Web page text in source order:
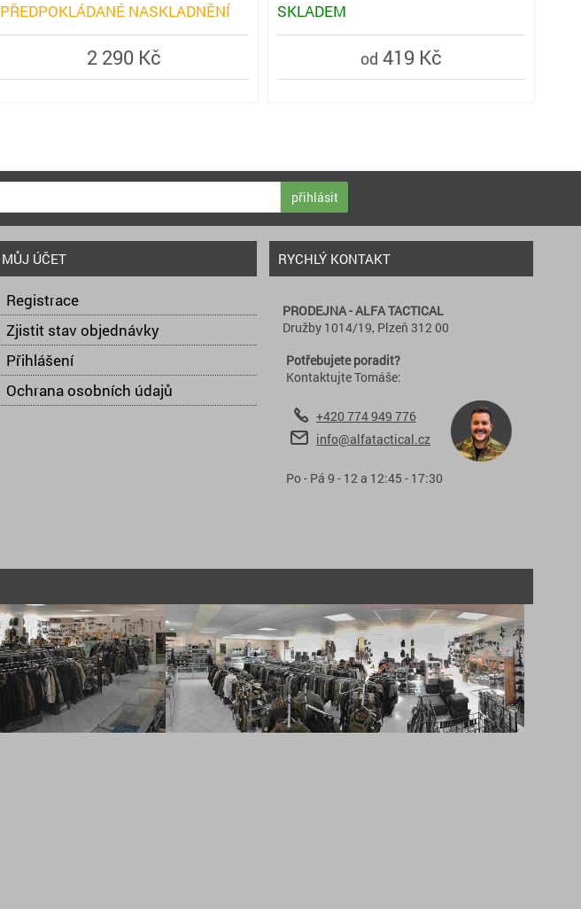
PŘEDPOKLÁDANÉ NASKLADNĚNÍ
2 290 Kč
SKLADEM
od 419 Kč
přihlásit
MŮJ ÚČET
Registrace
Zjistit stav objednávky
Přihlášení
Ochrana osobních údajů
RYCHLÝ KONTAKT
PRODEJNA - ALFA TACTICAL
Družby 1014/19, Plzeň 312 00
Potřebujete poradit?
Kontaktujte Tomáše:
+420 774 949 776
info@alfatactical.cz
Po - Pá 9 - 12 a 12:45 - 17:30